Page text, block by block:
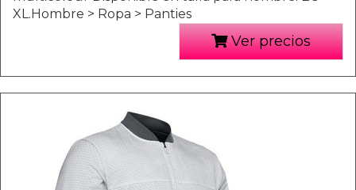
XL.Hombre > Ropa > Panties
Ver precios